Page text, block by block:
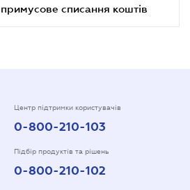
примусове списання коштів
Центр підтримки користувачів
0-800-210-103
Підбір продуктів та рішень
0-800-210-102